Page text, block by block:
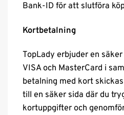
Bank-ID för att slutföra
Kortbetalning
TopLady erbjuder en
VISA och MasterCard i
betalning med kort
till en säker sida där du
kortuppgifter och